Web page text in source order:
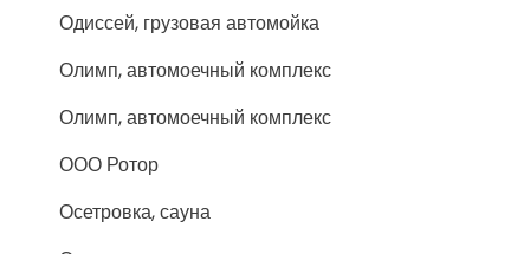
Одиссей, грузовая автомойка
Олимп, автомоечный комплекс
Олимп, автомоечный комплекс
ООО Ротор
Осетровка, сауна